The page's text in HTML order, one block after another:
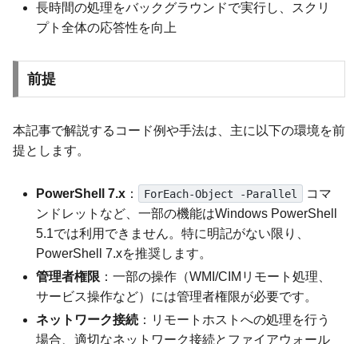
長時間の処理をバックグラウンドで実行し、スクリ
プト全体の応答性を向上
前提
本記事で解説するコード例や手法は、主に以下の環境を前
提とします。
PowerShell 7.x ： ForEach-Object -Parallel
コマ
ンドレットなど、一部の機能はWindows PowerShell
5.1では利用できません。特に明記がない限り、
PowerShell 7.xを推奨します。
管理者権限 ：一部の操作（WMI/CIMリモート処理、
サービス操作など）には管理者権限が必要です。
ネットワーク接続 ：リモートホストへの処理を行う
場合、適切なネットワーク接続とファイアウォール